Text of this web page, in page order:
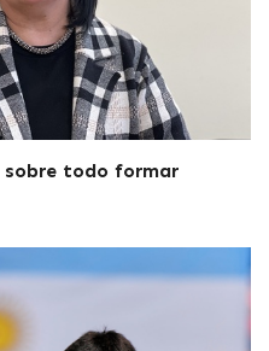
sobre todo formar